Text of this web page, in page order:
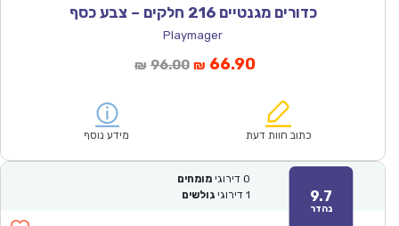
כדורים מגנטיים 216 חלקים – צבע כסף
Playmager
₪ 96.00המחיר
₪96.00.
₪ 66.90המחיר
הוא:
כתוב חוות דעת מידע נוסף
9.7
נהדר
0 דירוגי מומחים
1 דירוגי גולשים